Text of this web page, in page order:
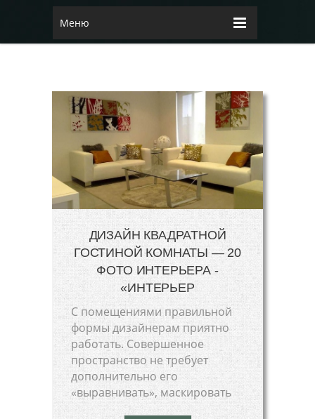
Меню
ДИЗАЙН КВАДРАТНОЙ
ГОСТИНОЙ КОМНАТЫ — 20
ФОТО ИНТЕРЬЕРА -
«ИНТЕРЬЕР
С помещениями правильной
формы дизайнерам приятно
работать. Совершенное
пространство не требует
дополнительно его
«выравнивать», маскировать